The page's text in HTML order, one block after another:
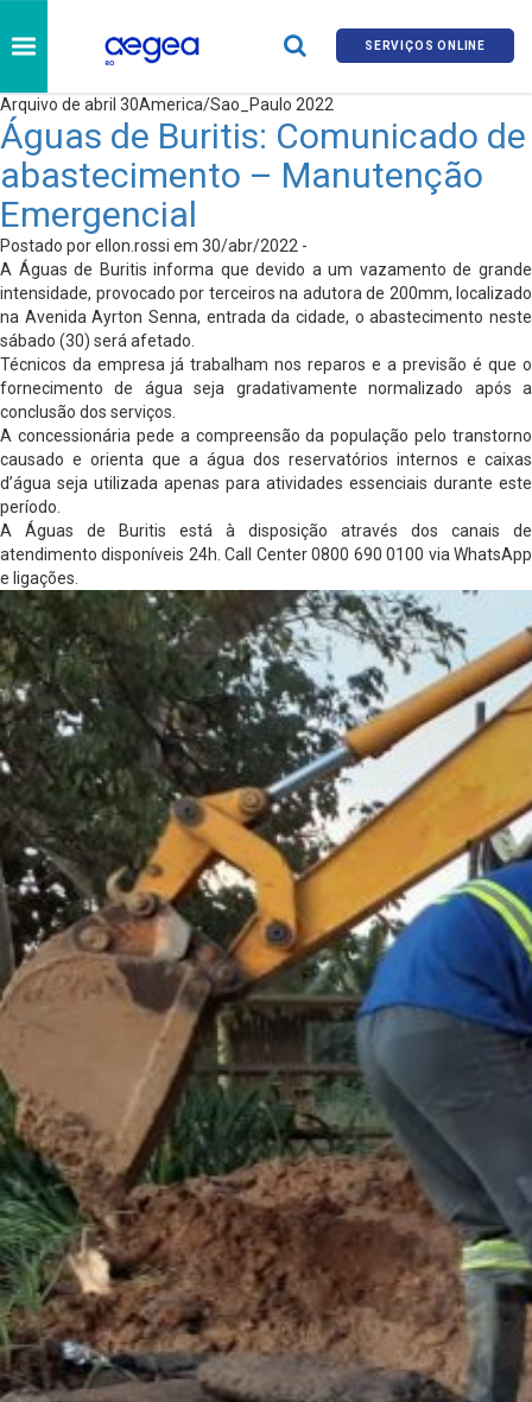
SERVIÇOS ONLINE
Arquivo de abril 30America/Sao_Paulo 2022
Águas de Buritis: Comunicado de
abastecimento – Manutenção
Emergencial
Postado por ellon.rossi em 30/abr/2022 -
A Águas de Buritis informa que devido a um vazamento de grande
intensidade, provocado por terceiros na adutora de 200mm, localizado
na Avenida Ayrton Senna, entrada da cidade, o abastecimento neste
sábado (30) será afetado.
Técnicos da empresa já trabalham nos reparos e a previsão é que o
fornecimento de água seja gradativamente normalizado após a
conclusão dos serviços.
A concessionária pede a compreensão da população pelo transtorno
causado e orienta que a água dos reservatórios internos e caixas
d’água seja utilizada apenas para atividades essenciais durante este
período.
A Águas de Buritis está à disposição através dos canais de
atendimento disponíveis 24h. Call Center 0800 690 0100 via WhatsApp
e ligações.